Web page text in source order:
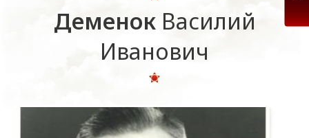
Деменок Василий
Иванович